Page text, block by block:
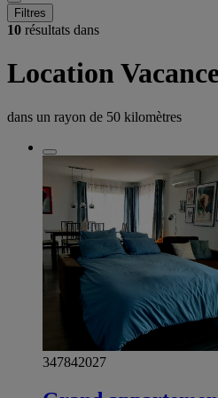
Filtres
10 résultats dans
Location
dans un rayon de 50 kilomètres
347842027